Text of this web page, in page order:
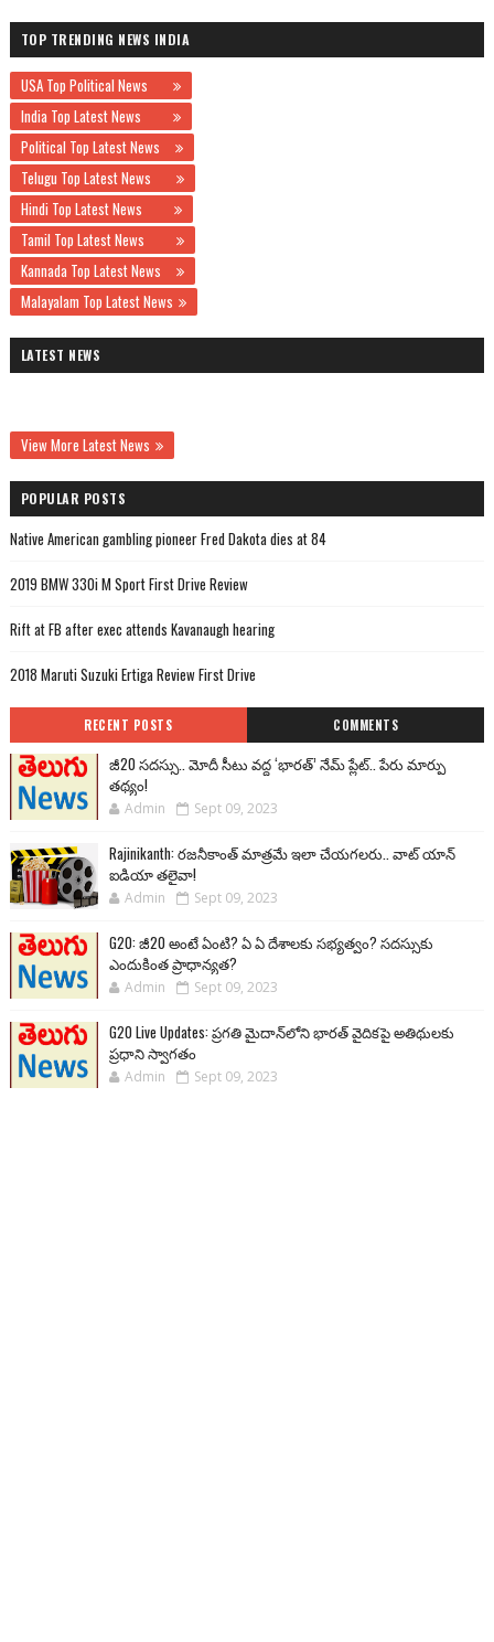
TOP TRENDING NEWS INDIA
USA Top Political News
India Top Latest News
Political Top Latest News
Telugu Top Latest News
Hindi Top Latest News
Tamil Top Latest News
Kannada Top Latest News
Malayalam Top Latest News
LATEST NEWS
View More Latest News
POPULAR POSTS
Native American gambling pioneer Fred Dakota dies at 84
2019 BMW 330i M Sport First Drive Review
Rift at FB after exec attends Kavanaugh hearing
2018 Maruti Suzuki Ertiga Review First Drive
RECENT POSTS COMMENTS
జీ20 సదస్సు.. మోదీ సీటు వద్ద ‘భారత్’ నేమ్ ప్లేట్‌.. పేరు మార్పు
తథ్యం!
Admin Sept 09, 2023
Rajinikanth: రజనీకాంత్ మాత్రమే ఇలా చేయగలరు.. వాట్ యాన్
ఐడియా తలైవా!
Admin Sept 09, 2023
G20: జీ20 అంటే ఏంటి? ఏ ఏ దేశాలకు సభ్యత్వం? సదస్సుకు
ఎందుకింత ప్రాధాన్యత?
Admin Sept 09, 2023
G20 Live Updates: ప్రగతి మైదాన్‌లోని భారత్ వైదికపై అతిథులకు
ప్రధాని స్వాగతం
Admin Sept 09, 2023